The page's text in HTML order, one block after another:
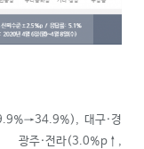
대구·경
·전라(3.0%p ↑ ,